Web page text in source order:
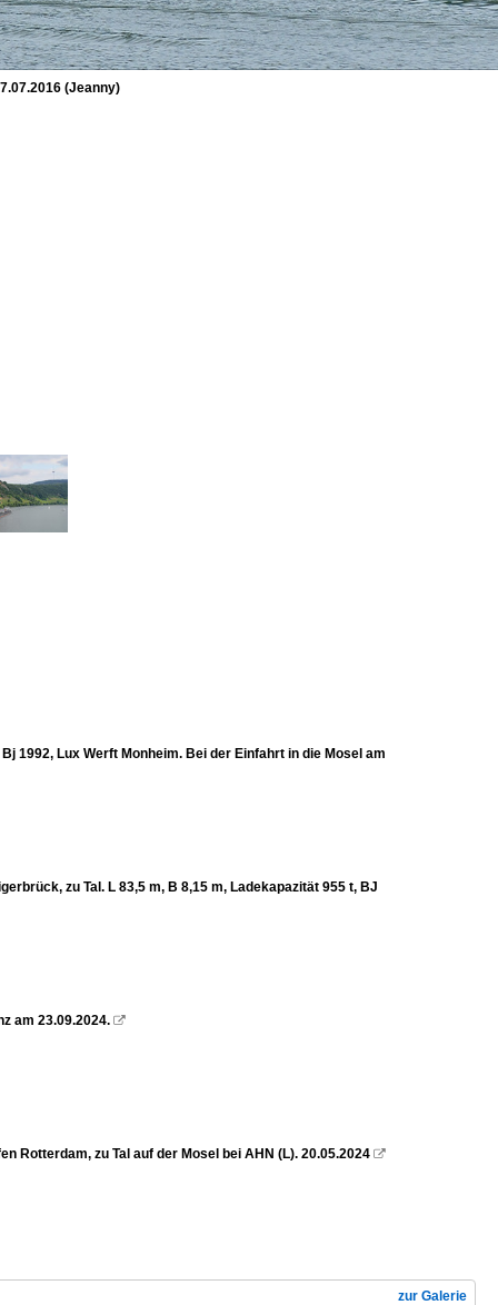
(Jeanny)
1992, Lux Werft Monheim. Bei der Einfahrt in die Mosel am
zu Tal. L 83,5 m, B 8,15 m, Ladekapazität 955 t, BJ
am 23.09.2024. 
Rotterdam, zu Tal auf der Mosel bei AHN (L). 20.05.2024 
zur Galerie